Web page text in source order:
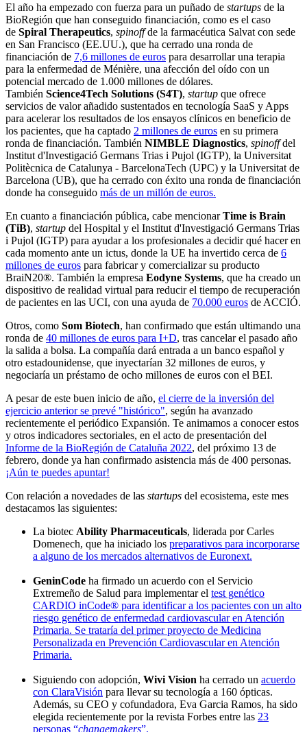
El año ha empezado con fuerza para un puñado de startups de la
BioRegión que han conseguido financiación, como es el caso
de Spiral Therapeutics, spinoffde la farmacéutica Salvat con sede
en San Francisco (EE.UU.), que ha cerrado una ronda de
financiación de 7,6 millones de euros para desarrollar una terapia
para la enfermedad de Ménière, una afección del oído con un
potencial mercado de 1.000 millones de dólares.
También Science4Tech Solutions (S4T), startup que ofrece
servicios de valor añadido sustentados en tecnología SaaS y Apps
para acelerar los resultados de los ensayos clínicos en beneficio de
los pacientes, que ha captado 2 millones de euros en su primera
ronda de financiación. También NIMBLE Diagnostics, spinoffdel
Institut d'Investigació Germans Trias i Pujol (IGTP), la Universitat
Politècnica de Catalunya - BarcelonaTech (UPC) y la Universitat de
Barcelona (UB), que ha cerrado con éxito una ronda de financiación
donde ha conseguido más de un millón de euros.
En cuanto a financiación pública, cabe mencionarTime is Brain
(TiB), startup del Hospital y el Institut d'Investigació Germans Trias
i Pujol (IGTP) para ayudar a los profesionales a decidir qué hacer en
cada momento ante un ictus, donde la UE ha invertido cerca de 6
millones de euros para fabricar y comercializar su producto
BraiN20®. También la empresa Eodyne Systems, que ha creado un
dispositivo de realidad virtual para reducir el tiempo de recuperación
de pacientes en las UCI, con una ayuda de 70.000 euros de ACCIÓ.
Otros, como Som Biotech, han confirmado que están ultimando una
ronda de 40 millones de euros para I+D, tras cancelar el pasado año
la salida a bolsa. La compañía dará entrada a un banco español y
otro estadounidense, que inyectarían 32 millones de euros, y
negociaría un préstamo de ocho millones de euros con el BEI.
A pesar de este buen inicio de año, el cierre de la inversión del
ejercicio anterior se prevé "histórico", según ha avanzado
recientemente el periódico Expansión. Te animamos a conocer estos
y otros indicadores sectoriales, en el acto de presentación del
Informe de la BioRegión de Cataluña 2022, del próximo 13 de
febrero, donde ya han confirmado asistencia más de 400 personas.
¡Aún te puedes apuntar!
Con relación a novedades de las startups del ecosistema, este mes
destacamos las siguientes:
La biotec Ability Pharmaceuticals, liderada por Carles
Domenech, que ha iniciado los preparativos para incorporarse
a alguno de los mercados alternativos de Euronext.
GeninCode ha firmado un acuerdo con el Servicio
Extremeño de Salud para implementar el test genético
CARDIO inCode® para identificar a los pacientes con un alto
riesgo genético de enfermedad cardiovascular en Atención
Primaria. Se trataría del primer proyecto de Medicina
Personalizada en Prevención Cardiovascular en Atención
Primaria.
Siguiendo con adopción, Wivi Vision ha cerrado un acuerdo
con ClaraVisión para llevar su tecnología a 160 ópticas.
Además, su CEO y cofundadora, Eva Garcia Ramos, ha sido
elegida recientemente por la revista Forbes entre las 23
personas “changemakers”.